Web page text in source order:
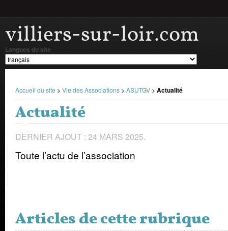
villiers-sur-loir.com
Langues du site
Accueil du site > Vie des Associations > ASUTGV > Actualité
Actualité
DERNIER AJOUT : 24 MARS 2025.
Toute l’actu de l’association
Articles de cette rubrique